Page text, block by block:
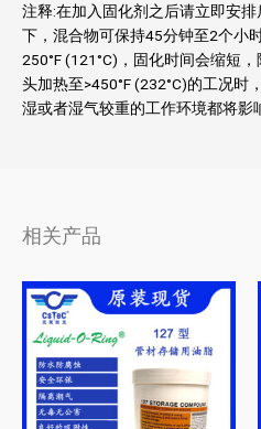
注释:在加入固化剂之后请立即安
下，混合物可保持45分钟至2个小
250°F (121°C)，固化时间会缩短
头加热至>450°F (232°C)的工况时
湿或者湿气较重的工作环境都将影
相关产品